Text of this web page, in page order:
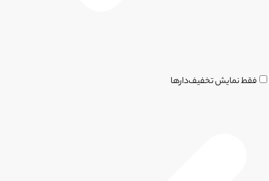
فقط نمایش تخفیف‌دارها